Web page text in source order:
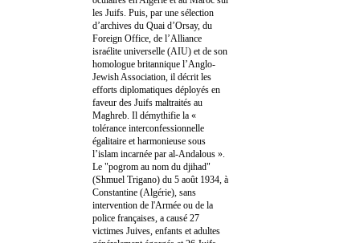
les Juifs. Puis, par une sélection
d’archives du Quai d’Orsay, du
Foreign Office, de l’Alliance
israélite universelle (AIU) et de son
homologue britannique l’Anglo-
Jewish Association, il décrit les
efforts diplomatiques déployés en
faveur des Juifs maltraités au
Maghreb. Il démythifie la «
tolérance interconfessionnelle
égalitaire et harmonieuse sous
l’islam incarnée par al-Andalous ».
Le "pogrom au nom du djihad"
(Shmuel Trigano) du 5 août 1934, à
Constantine (Algérie), sans
intervention de l'Armée ou de la
police françaises, a causé 27
victimes Juives, enfants et adultes